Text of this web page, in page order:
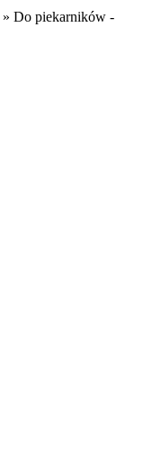
» Do piekarników -